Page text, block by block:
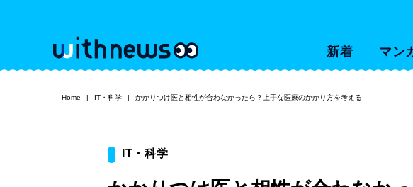
新着 マン
Home IT・科学 かかりつけ医と相性が合わなかったら？上手な医療のかかり方を考える
IT・科学